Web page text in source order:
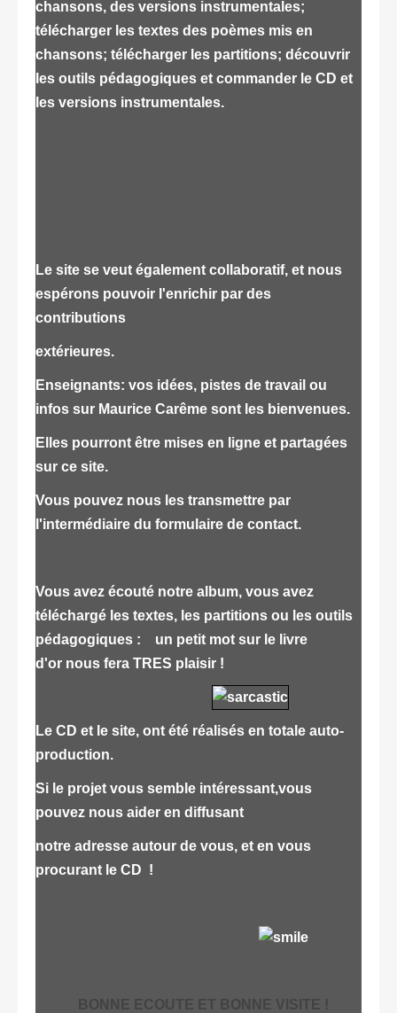
chansons, des versions instrumentales;
télécharger les textes des poèmes mis en
chansons; télécharger les partitions; découvrir
les outils pédagogiques et commander le CD et
les versions instrumentales.
Le site se veut également collaboratif, et nous
espérons pouvoir l'enrichir par des
contributions
extérieures.
Enseignants: vos idées, pistes de travail ou
infos sur Maurice Carême sont les bienvenues.
Elles pourront être mises en ligne et partagées
sur ce site.
Vous pouvez nous les transmettre par
l'intermédiaire du formulaire de contact.
Vous avez écouté notre album, vous avez
téléchargé les textes, les partitions ou les outils
pédagogiques : un petit mot sur le livre
d'or nous fera TRES plaisir !
Le CD et le site, ont été réalisés en totale auto-
production.
Si le projet vous semble intéressant,vous
pouvez nous aider en diffusant
notre adresse autour de vous, et en vous
procurant le CD !
BONNE ECOUTE ET BONNE VISITE !